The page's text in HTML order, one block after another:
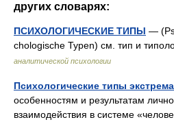
других словарях:
ПСИХОЛОГИЧЕСКИЕ ТИПЫ —
chologische Typen) см. тип и
аналитической психологии
Психологические типы
особенностям и результатам
взаимодействия в системе